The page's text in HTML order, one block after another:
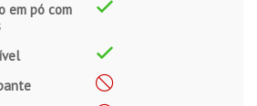
em pó com